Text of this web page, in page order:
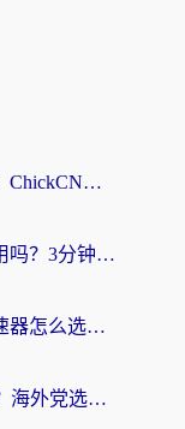
海外党选回国加速器不用愁：ChickCN和洞见哪个好？一篇搞定所有疑问
海外党必看：迅游和老王好用吗？3分钟选对加速国内网络的加速器
海外党必看：类似归雁的加速器怎么选？一篇搞定无缝访问国内资源
斧牛和极速穿梭VPN哪个好？海外党选回国加速器必看的真实对比与避坑指南